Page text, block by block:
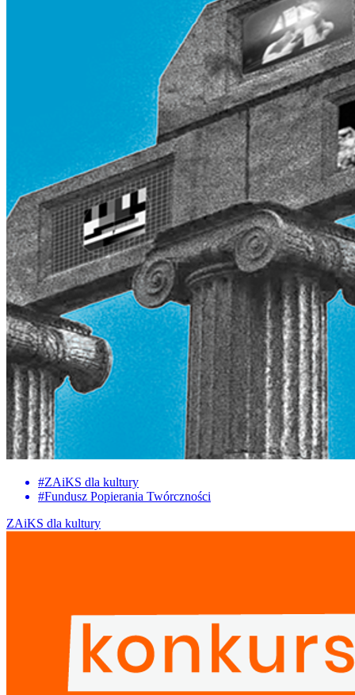
#ZAiKS dla kultury
#Fundusz Popierania Twórczności
ZAiKS dla kultury